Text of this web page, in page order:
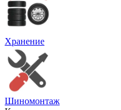
Хранение
Шиномонтаж